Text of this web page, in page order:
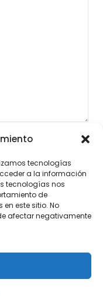
Tema de
tecnologías
a la información
tecnologías nos
de
este sitio. No
afectar negativamente